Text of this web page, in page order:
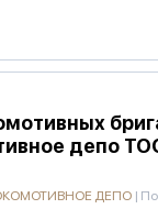
депо
ДЕПО |